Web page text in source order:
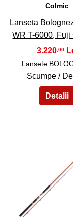
Colmic
Lanseta
WR T-6000,
3.220,00
Lansete
Scumpe /
45